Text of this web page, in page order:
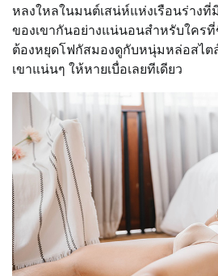
หลงใหลในมนต์เสน่ห์แห่งเรือนร่างที่
ของเขากันอย่างแน่นอนสำหรับใคร
ต้องหยุดโฟกัสมองดูกับหนุ่มหล่อสไต
เขาแน่นๆ ให้หายเบื่อเลยทีเดียว